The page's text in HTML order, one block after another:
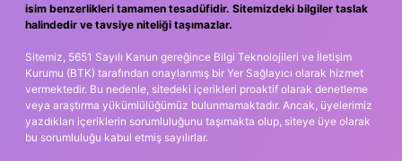
isim benzerlikleri tamamen tesadüfidir. Sitemizdeki bilgiler taslak
halindedir ve tavsiye niteliği taşımazlar.
Sitemiz, 5651 Sayılı Kanun gereğince Bilgi Teknolojileri ve İletişim
Kurumu (BTK) tarafından onaylanmış bir Yer Sağlayıcı olarak hizmet
vermektedir. Bu nedenle, sitedeki içerikleri proaktif olarak denetleme
veya araştırma yükümlülüğümüz bulunmamaktadır. Ancak, üyelerimiz
yazdıkları içeriklerin sorumluluğunu taşımakta olup, siteye üye olarak
bu sorumluluğu kabul etmiş sayılırlar.